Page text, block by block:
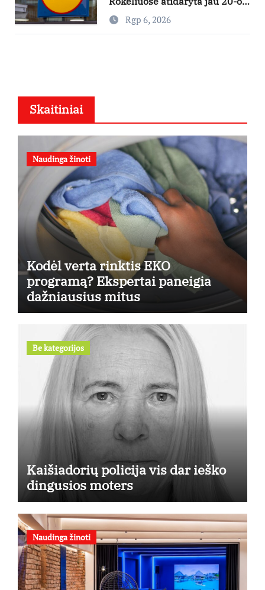
parduotuvė mieste
Rgp 6, 2026
Skaitiniai
Naudinga žinoti
Kodėl verta rinktis EKO
programą? Ekspertai paneigia
dažniausius mitus
Be kategorijos
Kaišiadorių policija vis dar ieško
dingusios moters
Naudinga žinoti